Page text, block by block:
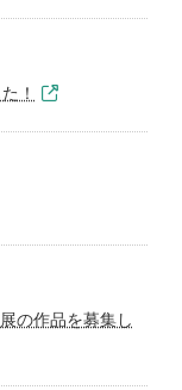
！
の作品を募集し